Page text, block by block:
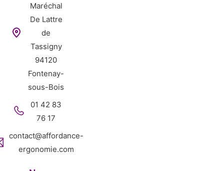
Maréchal
De Lattre
de
Tassigny
94120
Fontenay-
sous-Bois
01 42 83
76 17
contact@affordance-
ergonomie.com